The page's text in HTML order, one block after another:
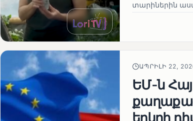
տարիներին
ԱՊՐԻԼԻ 22,
ԵՄ-ն
երկրի